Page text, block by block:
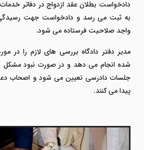
دادخواست بطلان عقد ازدواجدر دفاتر
به ثبت می رسد و دادخواست جهت
واجد صلاحیت فرستاده می شود.
مدیر دفتر دادگاه بررسی های لازم را در
شده انجام می دهد و در صورت نبود مشکل
جلسات دادرسی تعیین می شود و اصحاب
پیدا می کنند.